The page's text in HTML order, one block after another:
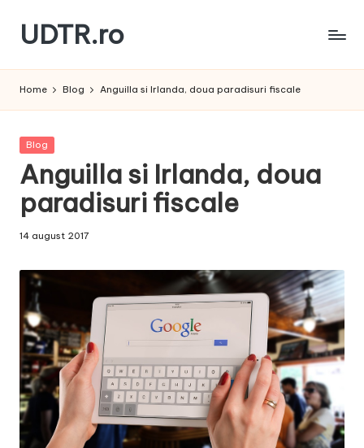
Skip
content
UDTR.ro
te
Home Blog Anguilla si Irlanda, doua paradisuri fiscale
Posted
Blog
Anguilla si Irlanda, doua
paradisuri fiscale
14 august 2017